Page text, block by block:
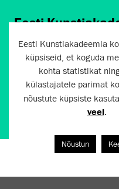
Eesti
Põhja puiestee 7
Tallinn 10412
artun@artun.ee
+372 6267301
Liitu uudiskirjaga!
Eesti Kunstiakadeemia
küpsiseid, et koguda
kohta statistikat
külastajatele parimat
nõustute küpsiste
veel.
Nõustun